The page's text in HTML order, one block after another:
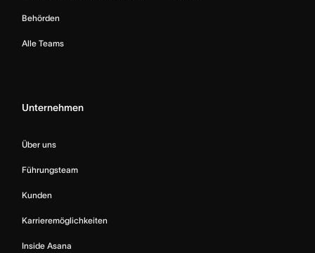
Behörden
Alle Teams
Unternehmen
Über uns
Führungsteam
Kunden
Karrieremöglichkeiten
Inside Asana